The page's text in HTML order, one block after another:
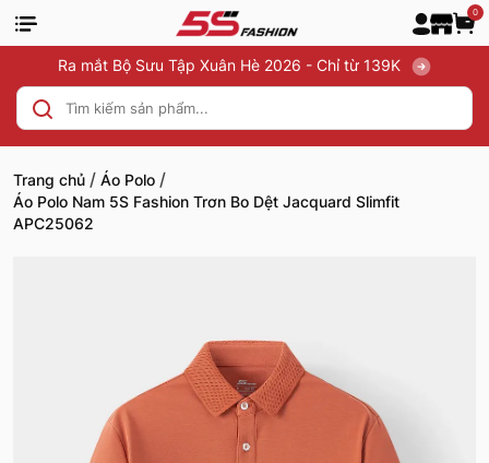
0
Ra mắt Bộ Sưu Tập Xuân Hè 2026 - Chỉ từ 139K
Trang chủ / Áo Polo /
Áo Polo Nam 5S Fashion Trơn Bo Dệt Jacquard Slimfit
APC25062